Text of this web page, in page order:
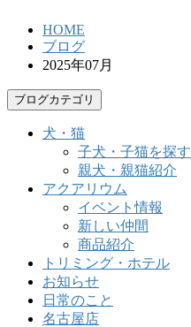
HOME
ブログ
2025年07月
ブログカテゴリ
犬・猫
子犬・子猫を探す
親犬・親猫紹介
アクアリウム
イベント情報
新しい仲間
商品紹介
トリミング・ホテル
お知らせ
日常のこと
名古屋店